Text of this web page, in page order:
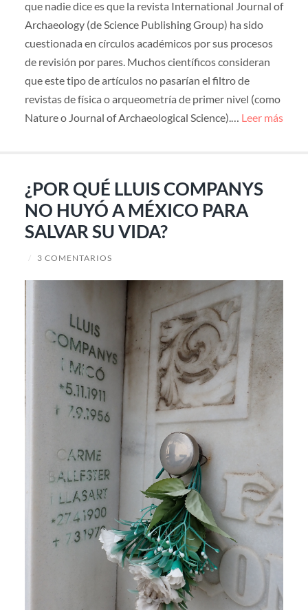
que nadie dice es que la revista International Journal of
Archaeology (de Science Publishing Group) ha sido
cuestionada en círculos académicos por sus procesos
de revisión por pares. Muchos científicos consideran
que este tipo de artículos no pasarían el filtro de
revistas de física o arqueometría de primer nivel (como
Nature o Journal of Archaeological Science).… Leer más
¿POR QUÉ LLUIS COMPANYS
NO HUYÓ A MÉXICO PARA
SALVAR SU VIDA?
/ 3 COMENTARIOS